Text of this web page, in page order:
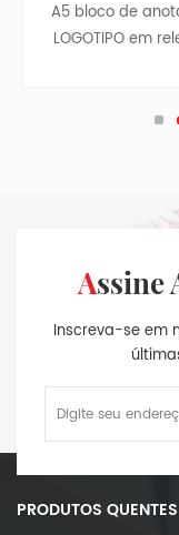
bloco de anotações
LOGOTIPO em
Inscreva-se em
PRODUTOS QUENTES